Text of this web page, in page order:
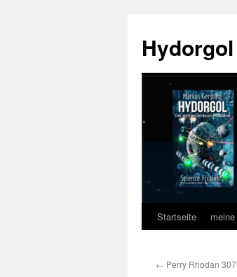
springen
Hydorgol
Startseite
← Perry Rhodan